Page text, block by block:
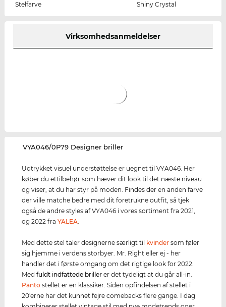
Stelfarve
Shiny Crystal
Virksomhedsanmeldelser
‌VYA046/0P79 Designer briller
Udtrykket visuel understøttelse er uegnet til VYA046. Her
køber du ettilbehør som hæver dit look til det næste niveau
og viser, at du har styr på moden. Findes der en anden farve
der ville matche bedre med dit foretrukne outfit, så tjek
også de andre styles af VYA046 i vores sortiment fra 2021,
og 2022 fraYALEA.
Med dette stel taler designerne særligt til kvinder som føler
sig hjemme i verdens storbyer. Mr. Right eller ej - her
handler det i første omgang om det rigtige look for 2022.
Medfuldt indfattede briller er det tydeligt at du går all-in.
Panto stellet er en klassiker. Siden opfindelsen af stellet i
20'erne har det kunnet fejre comebacks flere gange. I dag